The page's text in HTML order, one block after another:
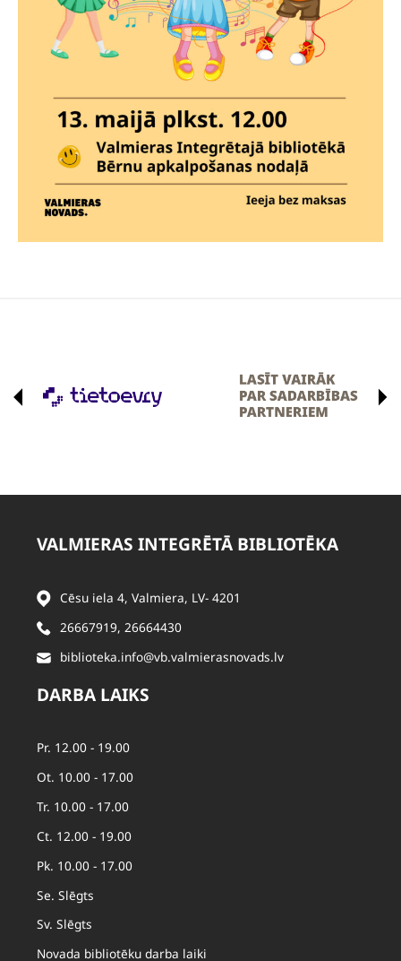
VALMIERAS INTEGRĒTĀ BIBLIOTĒKA
Cēsu iela 4, Valmiera, LV- 4201
26667919, 26664430
biblioteka.info@vb.valmierasnovads.lv
DARBA LAIKS
Pr. 12.00 - 19.00
Ot. 10.00 - 17.00
Tr. 10.00 - 17.00
Ct. 12.00 - 19.00
Pk. 10.00 - 17.00
Se. Slēgts
Sv. Slēgts
Novada bibliotēku darba laiki